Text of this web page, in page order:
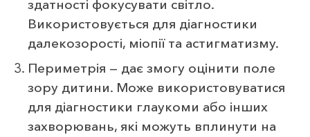
здатності фокусувати світло.
Використовується для діагностики
далекозорості, міопії та астигматизму.
Периметрія — дає змогу оцінити поле
зору дитини. Може використовуватися
для діагностики глаукоми або інших
захворювань, які можуть вплинути на